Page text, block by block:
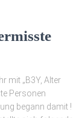
mit „B3Y, Alter
Personen
begann damit !